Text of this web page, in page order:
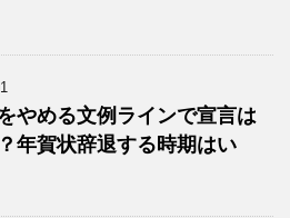
やめる文例ラインで宣言は
年賀状辞退する時期はい